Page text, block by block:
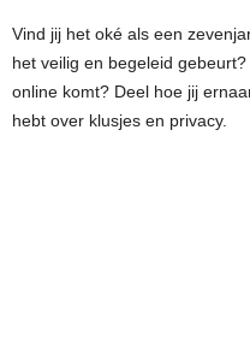
Vind jij het oké als een
het veilig en begeleid
online komt? Deel hoe jij
hebt over klusjes en privacy.